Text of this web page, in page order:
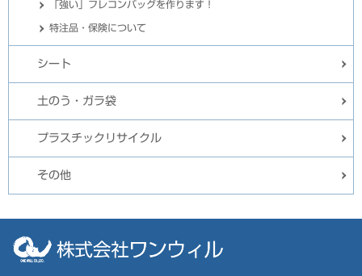
「強い」フレコンバッグを作ります！
特注品・保険について
シート
土のう・ガラ袋
プラスチックリサイクル
その他